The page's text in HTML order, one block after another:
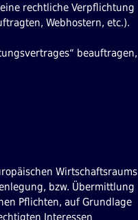
rechtliche Verpflichtung
Webhostern, etc.).
beauftragen,
Wirtschaftsraums
bzw. Übermittlung
Pflichten, auf Grundlage
Interessen